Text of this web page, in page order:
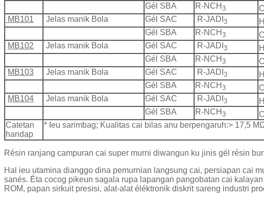
Gél SBA
R-NCH 3
MB101
Jelas manik Bola Gél SAC R-JADI 3 H
Gél SBA
R-NCH 3
MB102
Jelas manik Bola Gél SAC R-JADI 3 H
Gél SBA
R-NCH 3
MB103
Jelas manik Bola Gél SAC R-JADI 3 H
Gél SBA
R-NCH 3
MB104
Jelas manik Bola Gél SAC R-JADI 3 H
Gél SBA
R-NCH 3
Catetan
handap
* Ieu sarimbag; Kualitas cai bilas anu berpengaruh:> 17,5
Résin ranjang campuran cai super murni diwangun ku jinis gél résin
Hal ieu utamina dianggo dina pemurnian langsung cai, persiapan cai
sanés. Éta cocog pikeun sagala rupa lapangan pangobatan cai
ROM, papan sirkuit presisi, alat-alat éléktronik diskrit sareng industri